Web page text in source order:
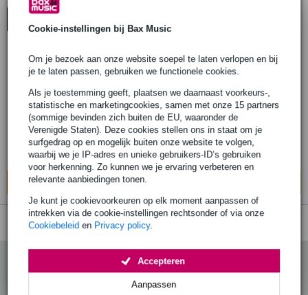
Cookie-instellingen bij Bax Music
Om je bezoek aan onze website soepel te laten verlopen en bij
je te laten passen, gebruiken we functionele cookies.
Als je toestemming geeft, plaatsen we daarnaast voorkeurs-,
statistische en marketingcookies, samen met onze 15 partners
(sommige bevinden zich buiten de EU, waaronder de
Verenigde Staten). Deze cookies stellen ons in staat om je
surfgedrag op en mogelijk buiten onze website te volgen,
waarbij we je IP-adres en unieke gebruikers-ID’s gebruiken
voor herkenning. Zo kunnen we je ervaring verbeteren en
relevante aanbiedingen tonen.
Je kunt je cookievoorkeuren op elk moment aanpassen of
intrekken via de cookie-instellingen rechtsonder of via onze
Cookiebeleid en Privacy policy.
Aanpassen
Accepteren
Gravity SF 36 T28 F reducer flange 35mm
naar 28 mm TV-spigot female
Adviesprijs € 35,- € 20,90
Op voorraad bij de leverancier
In mijn winkelwagen